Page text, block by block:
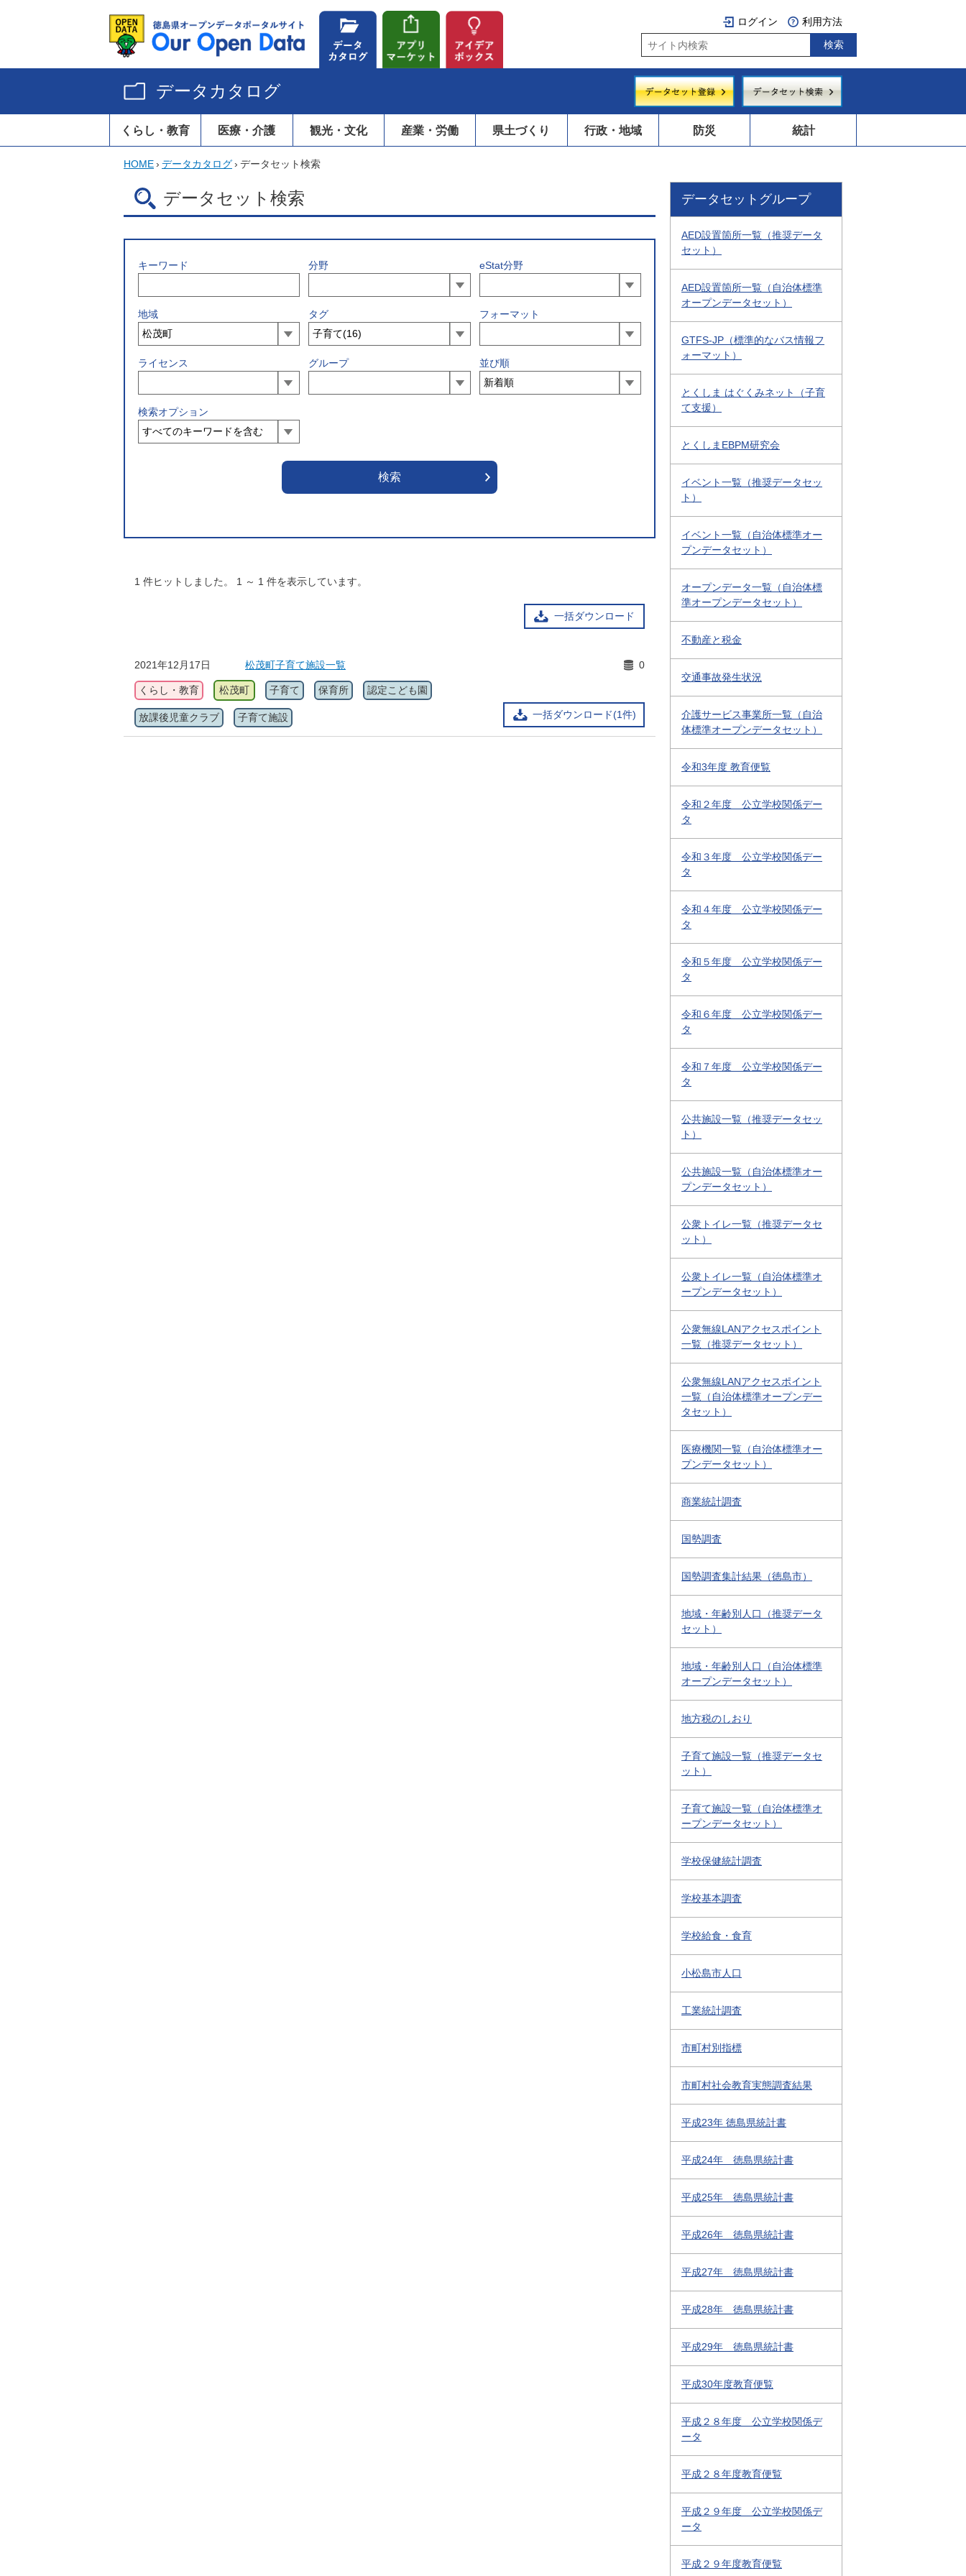
ログイン 利用方法
データカタログ
くらし・教育 医療・介護 観光・文化 産業・労働 県土づくり 行政・地域 防災 統計
HOME› データカタログ› データセット検索
データセット検索
キーワード 分野 eStat分野
地域 タグ フォーマット
ライセンス グループ 並び順
検索オプション
1 件ヒットしました。 1 ～ 1 件を表示しています。
一括ダウンロード
2021年12月17日 松茂町子育て施設一覧
一括ダウンロード(1件)
0
くらし・教育 松茂町 子育て 保育所 認定こども園
放課後児童クラブ 子育て施設
データセットグループ
AED設置箇所一覧（推奨データ
セット）
AED設置箇所一覧（自治体標準
オープンデータセット）
GTFS-JP（標準的なバス情報フ
ォーマット）
とくしま はぐくみネット（子育
て支援）
とくしまEBPM研究会
イベント一覧（推奨データセッ
ト）
イベント一覧（自治体標準オー
プンデータセット）
オープンデータ一覧（自治体標
準オープンデータセット）
不動産と税金
交通事故発生状況
介護サービス事業所一覧（自治
体標準オープンデータセット）
令和3年度 教育便覧
令和２年度 公立学校関係デー
タ
令和３年度 公立学校関係デー
タ
令和４年度 公立学校関係デー
タ
令和５年度 公立学校関係デー
タ
令和６年度 公立学校関係デー
タ
令和７年度 公立学校関係デー
タ
公共施設一覧（推奨データセッ
ト）
公共施設一覧（自治体標準オー
プンデータセット）
公衆トイレ一覧（推奨データセ
ット）
公衆トイレ一覧（自治体標準オ
ープンデータセット）
公衆無線LANアクセスポイント
一覧（推奨データセット）
公衆無線LANアクセスポイント
一覧（自治体標準オープンデー
タセット）
医療機関一覧（自治体標準オー
プンデータセット）
商業統計調査
国勢調査
国勢調査集計結果（徳島市）
地域・年齢別人口（推奨データ
セット）
地域・年齢別人口（自治体標準
オープンデータセット）
地方税のしおり
子育て施設一覧（推奨データセ
ット）
子育て施設一覧（自治体標準オ
ープンデータセット）
学校保健統計調査
学校基本調査
学校給食・食育
小松島市人口
工業統計調査
市町村別指標
市町村社会教育実態調査結果
平成23年 徳島県統計書
平成24年 徳島県統計書
平成25年 徳島県統計書
平成26年 徳島県統計書
平成27年 徳島県統計書
平成28年 徳島県統計書
平成29年 徳島県統計書
平成30年度教育便覧
平成２８年度 公立学校関係デ
ータ
平成２８年度教育便覧
平成２９年度 公立学校関係デ
ータ
平成２９年度教育便覧